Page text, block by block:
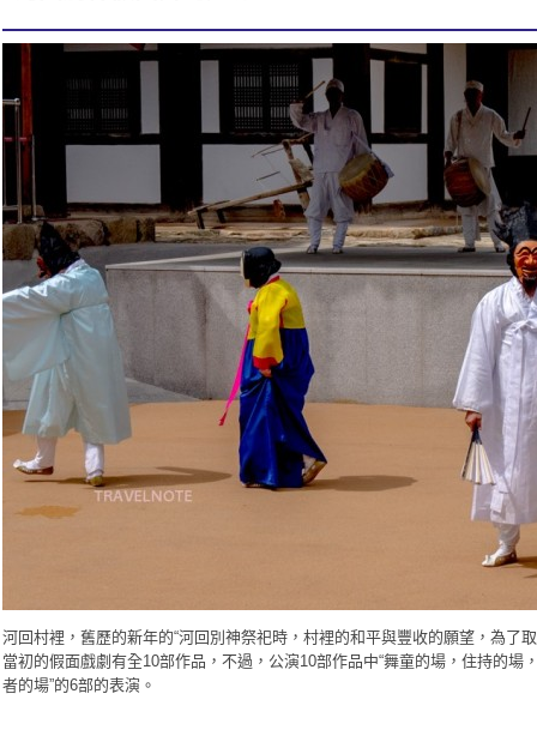
河回村裡，舊歷的新年的“河回別神祭祀時，村裡的和平與豐收的願望，為了
當初的假面戲劇有全10部作品，不過，公演10部作品中“舞童的場，住持的場
者的場”的6部的表演。